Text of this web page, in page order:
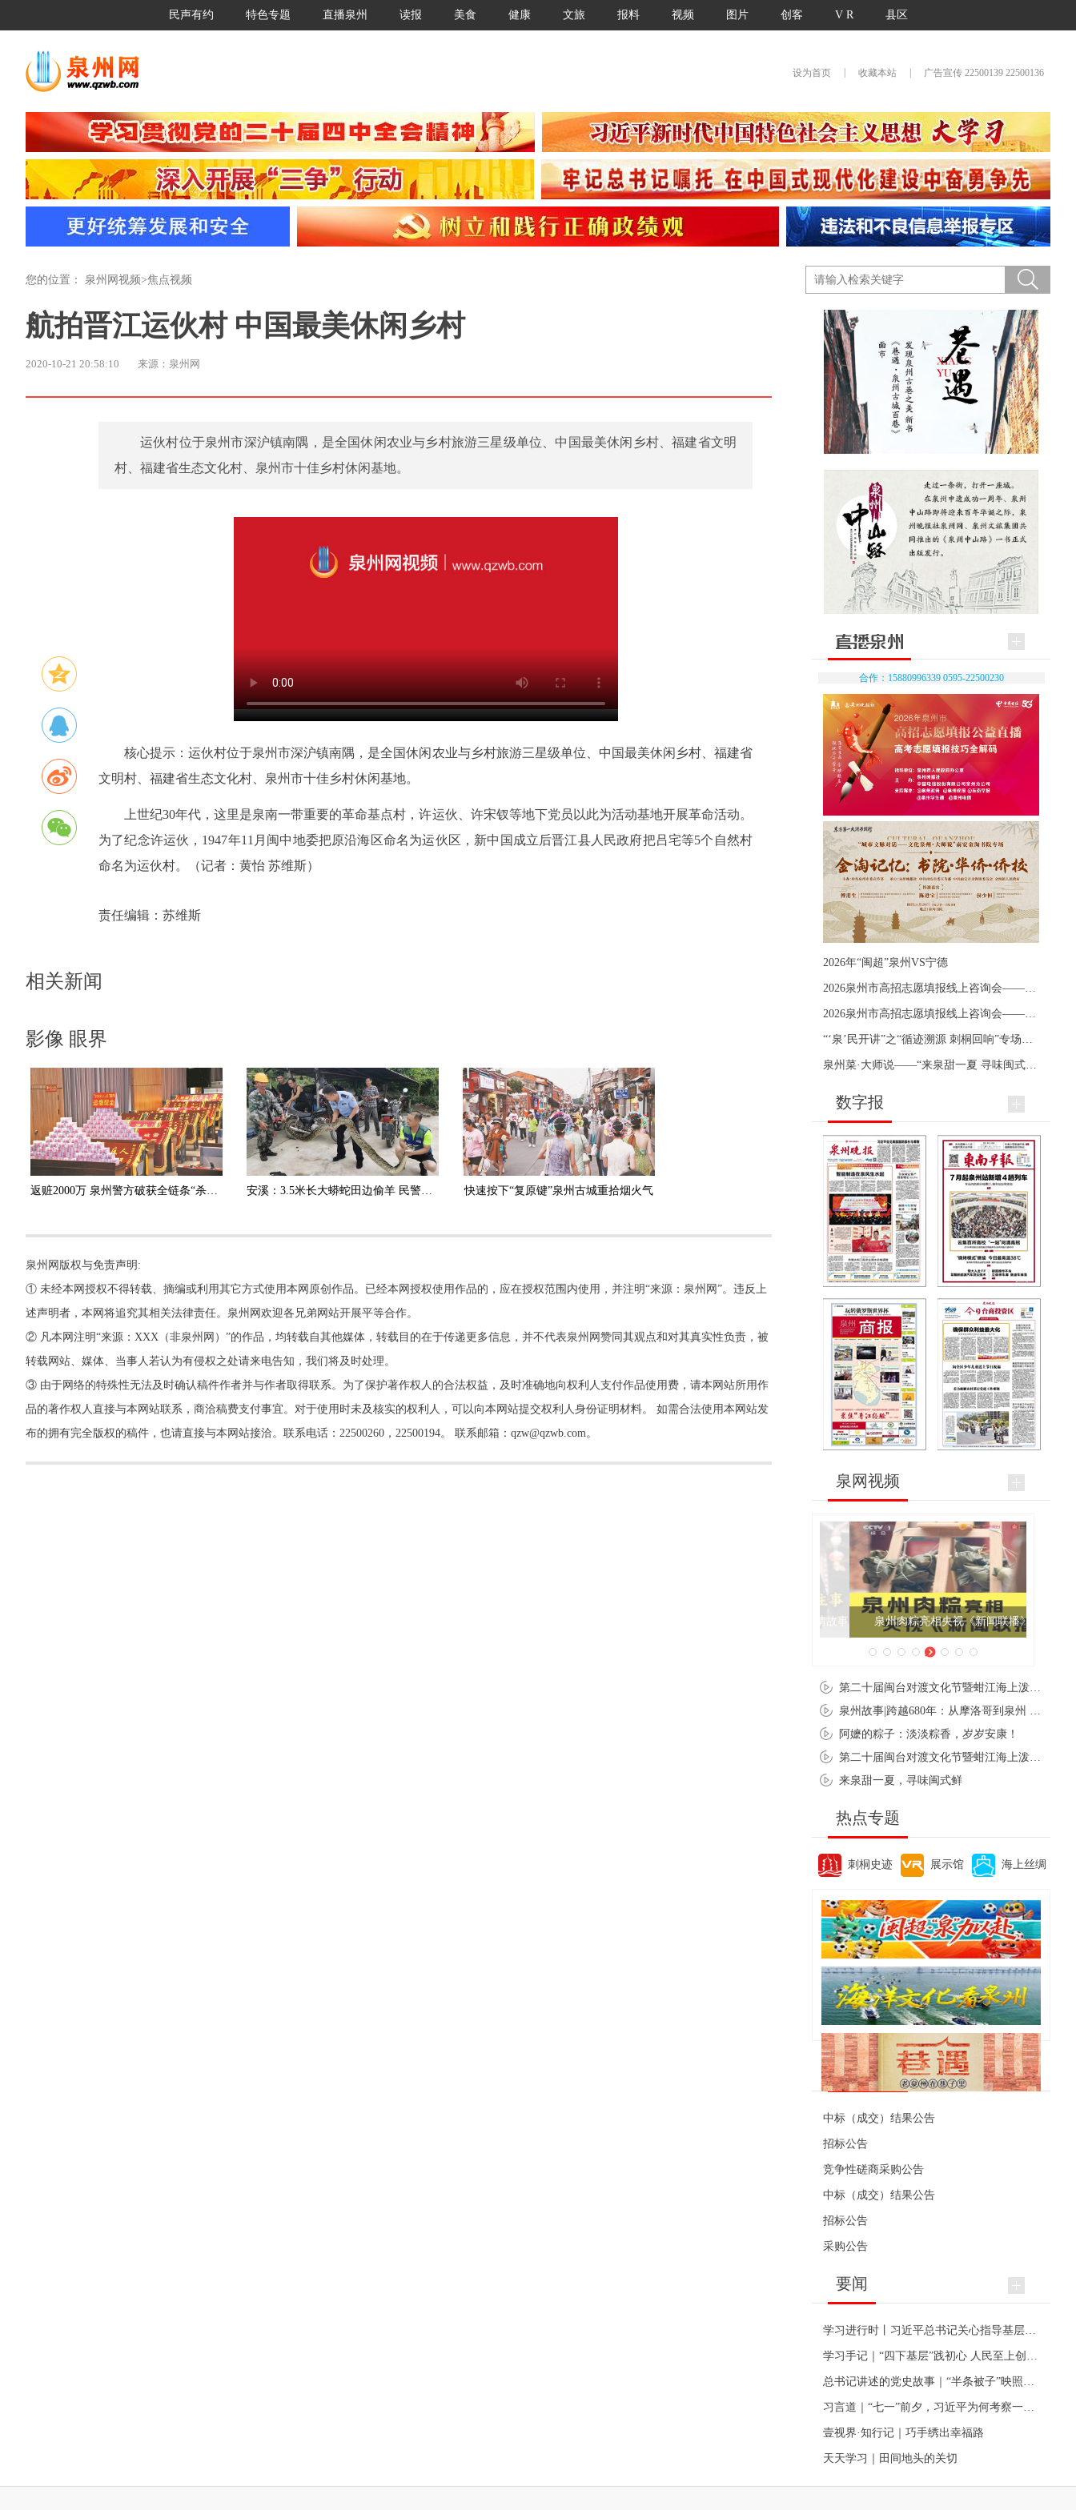
民声有约 特色专题 直播泉州 读报 美食 健康 文旅 报料 视频 图片 创客 V R 县区
设为首页 收藏本站 广告宣传 22500139 22500136
您的位置： 泉州网视频>焦点视频
航拍晋江运伙村 中国最美休闲乡村
2020-10-21 20:58:10 来源：泉州网
运伙村位于泉州市深沪镇南隅，是全国休闲农业与乡村旅游三星级单位、中国最美休闲乡村、福建省文明
村、福建省生态文化村、泉州市十佳乡村休闲基地。
核心提示：运伙村位于泉州市深沪镇南隅，是全国休闲农业与乡村旅游三星级单位、中国最美休闲乡村、福建省
文明村、福建省生态文化村、泉州市十佳乡村休闲基地。
上世纪30年代，这里是泉南一带重要的革命基点村，许运伙、许宋钗等地下党员以此为活动基地开展革命活动。
为了纪念许运伙，1947年11月闽中地委把原沿海区命名为运伙区，新中国成立后晋江县人民政府把吕宅等5个自然村
命名为运伙村。（记者：黄怡 苏维斯）
责任编辑： 苏维斯
相关新闻
影像 眼界
快速按下“复原键”泉州古城重拾烟火气
泉州网版权与免责声明:
① 未经本网授权不得转载、摘编或利用其它方式使用本网原创作品。已经本网授权使用作品的，应在授权范围内使用，并注明“来源：泉州网”。违反上
述声明者，本网将追究其相关法律责任。泉州网欢迎各兄弟网站开展平等合作。
② 凡本网注明“来源：XXX（非泉州网）”的作品，均转载自其他媒体，转载目的在于传递更多信息，并不代表泉州网赞同其观点和对其真实性负责，被
转载网站、媒体、当事人若认为有侵权之处请来电告知，我们将及时处理。
③ 由于网络的特殊性无法及时确认稿件作者并与作者取得联系。为了保护著作权人的合法权益，及时准确地向权利人支付作品使用费，请本网站所用作
品的著作权人直接与本网站联系，商洽稿费支付事宜。对于使用时未及核实的权利人，可以向本网站提交权利人身份证明材料。 如需合法使用本网站发
布的拥有完全版权的稿件，也请直接与本网站接洽。联系电话：22500260，22500194。 联系邮箱：qzw@qzwb.com。
合作：15880996339 0595-22500230
2026年“闽超”泉州VS宁德
数字报
泉网视频
泉州肉粽亮相央视《新闻联播》
阿嬷的粽子：淡淡粽香，岁岁安康！
来泉甜一夏，寻味闽式鲜
热点专题
刺桐史迹 展示馆 海上丝绸
便民资讯
中标（成交）结果公告
招标公告
竞争性磋商采购公告
中标（成交）结果公告
招标公告
采购公告
要闻
壹视界·知行记｜巧手绣出幸福路
天天学习｜田间地头的关切